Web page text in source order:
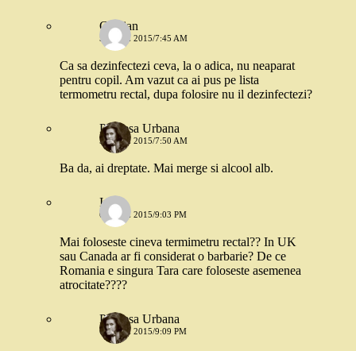
Cristian
5 IUNIE 2015/7:45 AM
Ca sa dezinfectezi ceva, la o adica, nu neaparat
pentru copil. Am vazut ca ai pus pe lista
termometru rectal, dupa folosire nu il dezinfectezi?
Printesa Urbana
5 IUNIE 2015/7:50 AM
Ba da, ai dreptate. Mai merge si alcool alb.
Irina
6 IUNIE 2015/9:03 PM
Mai foloseste cineva termimetru rectal?? In UK
sau Canada ar fi considerat o barbarie? De ce
Romania e singura Tara care foloseste asemenea
atrocitate????
Printesa Urbana
6 IUNIE 2015/9:09 PM